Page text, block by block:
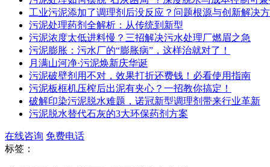
工业污泥添加了调理剂后没反应？问题根源与创新解决
污泥处理药剂全解析：从传统到新型
污泥浓度太低进料慢？三招解决污水处理厂燃眉之急
污泥膨胀：污水厂的“膨胀病”，这样治就对了！​
月满山河净·污泥焕新庆华诞​
污泥破壁剂用不对，效果打折还费钱！必看使用指南
污泥板框机压榨后出泥有夹心？一招教你搞定！
破解印染污泥脱水难题，诺冠新型调理剂带来行业革新
污泥脱水替代石灰的3大环保药剂方案
在线咨询 免费电话
标签：